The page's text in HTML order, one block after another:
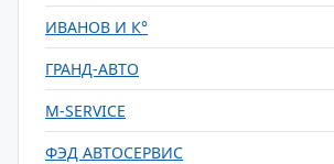
ИВАНОВ И К°
ГРАНД-АВТО
M-SERVICE
ФЭД АВТОСЕРВИС